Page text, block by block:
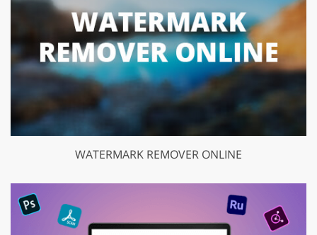
WATERMARK REMOVER ONLINE